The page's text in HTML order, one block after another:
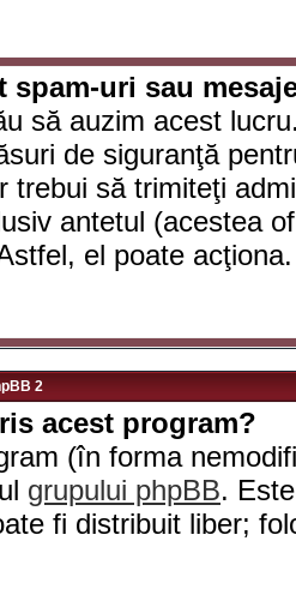
spam-uri sau
să auzim acest
de siguranţă
trebui să trimiteţi
antetul (acestea
el poate acţiona.
2
acest program?
(în forma
grupului phpBB.
fi distribuit liber;